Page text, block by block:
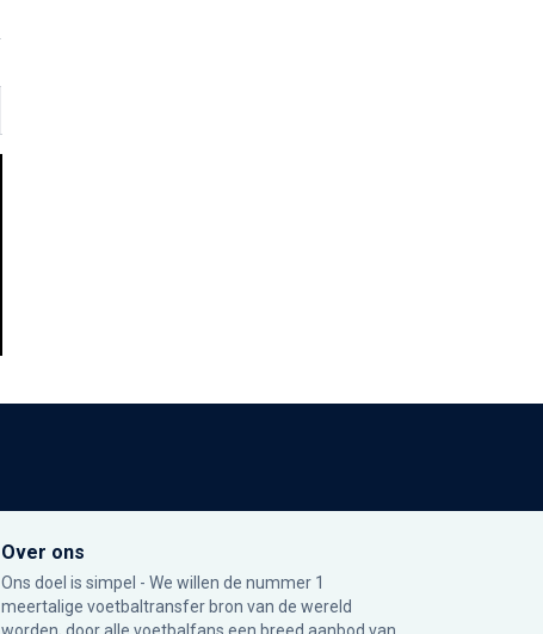
Over ons
Ons doel is simpel - We willen de nummer 1
meertalige voetbaltransfer bron van de wereld